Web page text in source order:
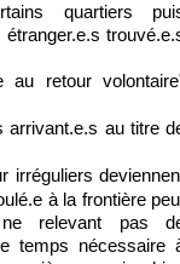
quartiers
retour
arrivant.e.s au titre
irréguliers
à la frontière
relevant pas
temps nécessaire